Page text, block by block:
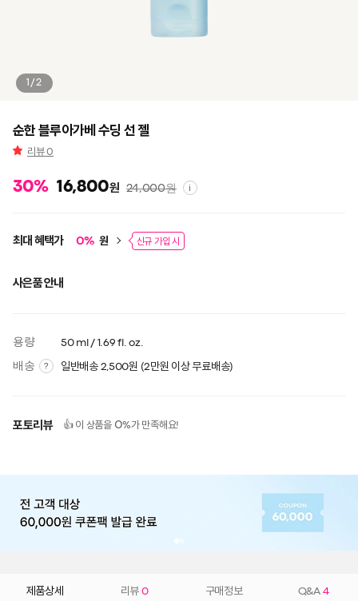
1/2
순한 블루아가베 수딩 선 젤
리뷰0
30% 16,800원 24,000원 i
최대 혜택가 0% 원 신규 가입 시
사은품 안내
용량 50 ml / 1.69 fl. oz.
배송 ? 일반배송 2,500원 (2만원 이상 무료배송)
포토리뷰 👍 이 상품을 0%가 만족해요!
제품상세 리뷰 0 구매정보 Q&A 4